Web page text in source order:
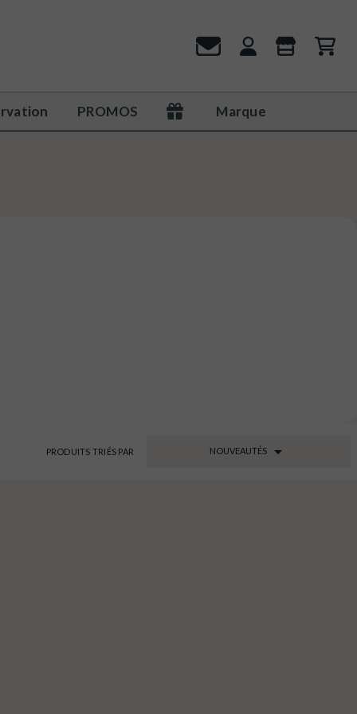
PROMOS Marque
PRODUITS TRIÉS PAR NOUVEAUTÉS 